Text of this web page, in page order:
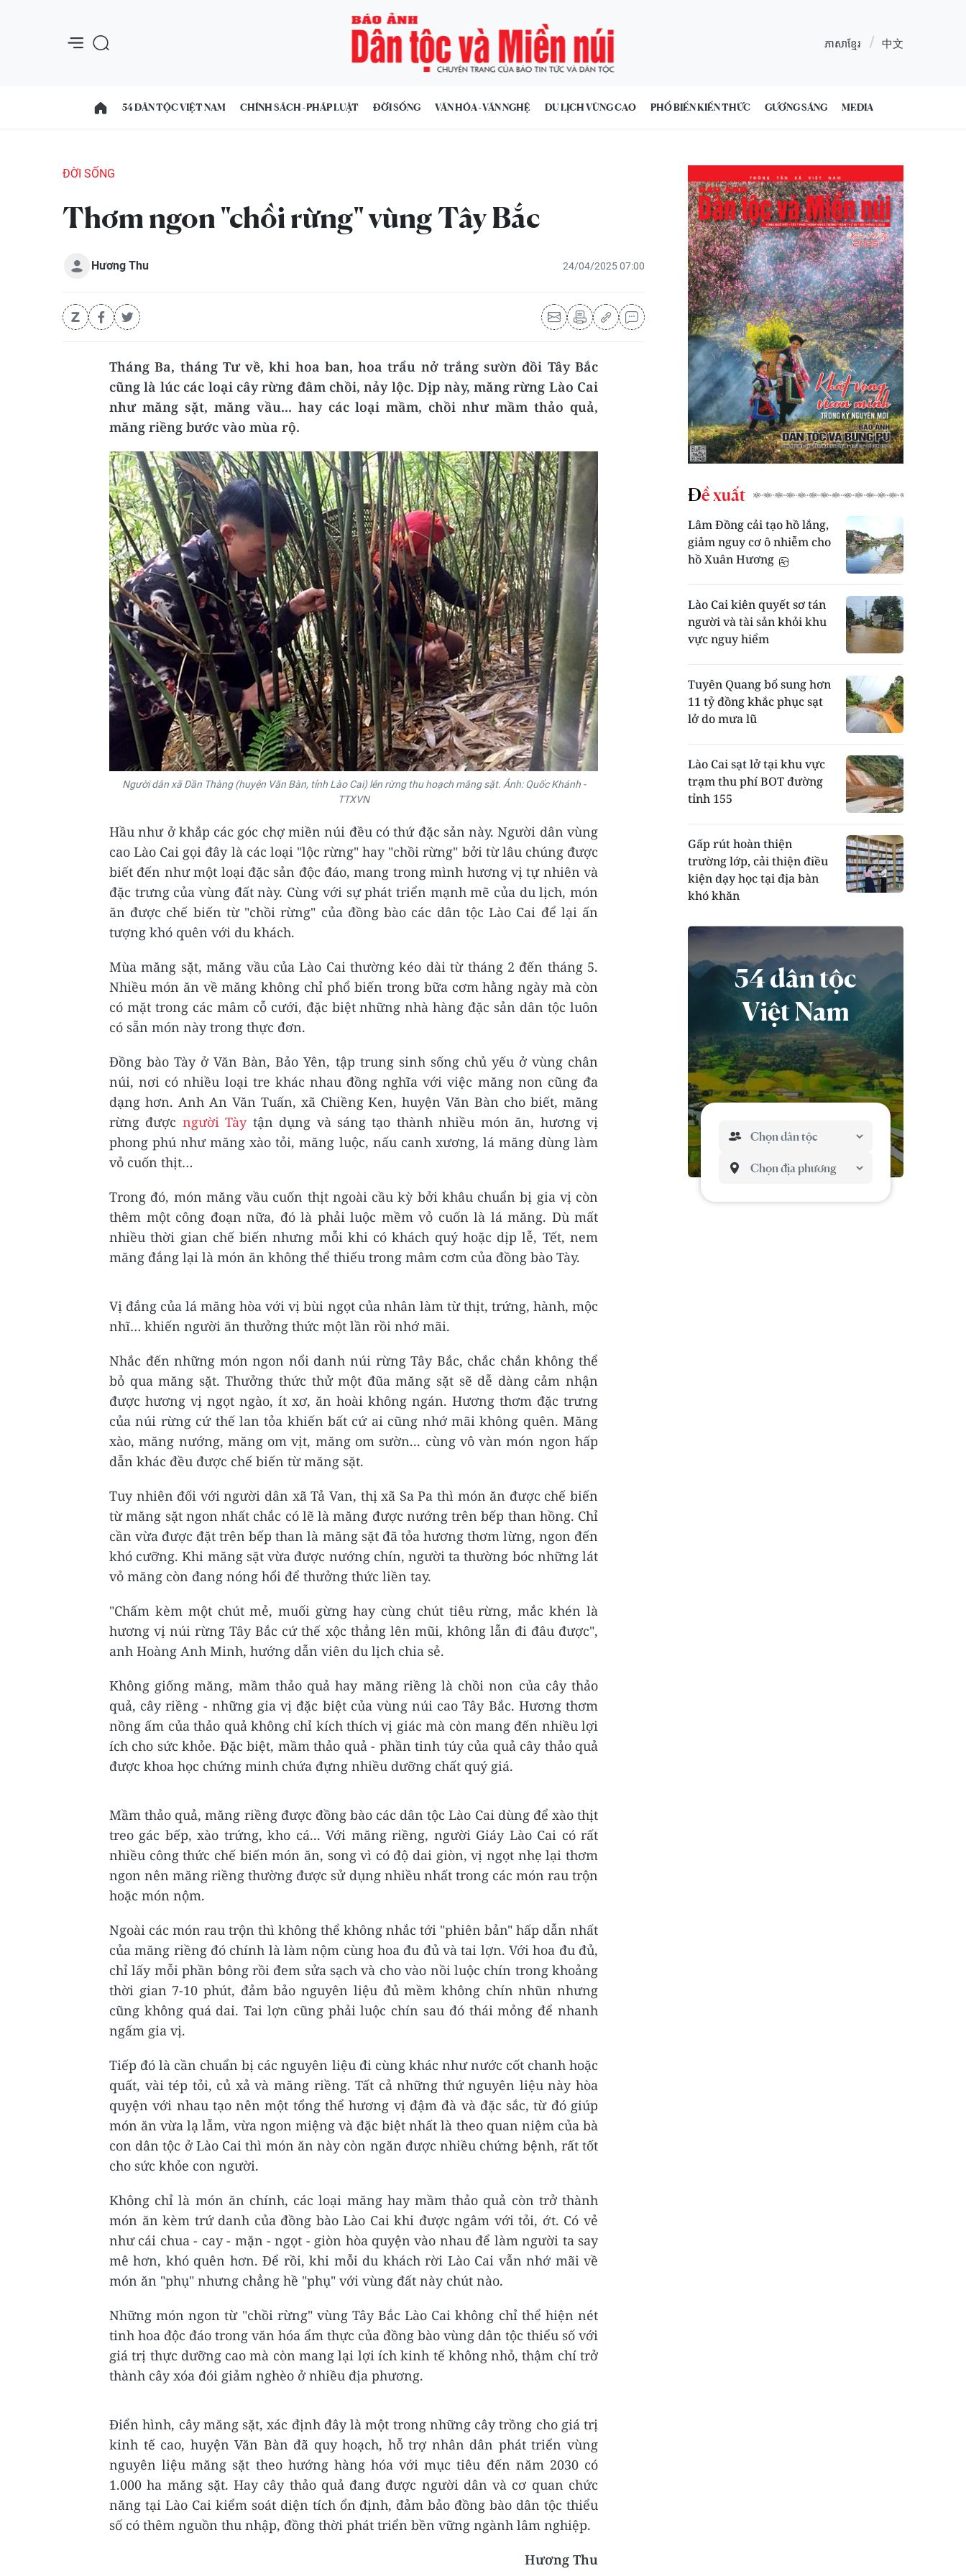
ភាសាខ្មែរ 中文
54 DÂN TỘC VIỆT NAM CHÍNH SÁCH - PHÁP LUẬT ĐỜI SỐNG VĂN HÓA - VĂN NGHỆ DU LỊCH VÙNG CAO PHỔ BIẾN KIẾN THỨC GƯƠNG SÁNG MEDIA
ĐỜI SỐNG
Thơm ngon "chồi rừng" vùng Tây Bắc
Hương Thu 24/04/2025 07:00
Tháng Ba, tháng Tư về, khi hoa ban, hoa trẩu nở trắng sườn đồi Tây Bắc
cũng là lúc các loại cây rừng đâm chồi, nảy lộc. Dịp này, măng rừng Lào Cai
như măng sặt, măng vầu... hay các loại mầm, chồi như mầm thảo quả,
măng riềng bước vào mùa rộ.
Người dân xã Dần Thàng (huyện Văn Bàn, tỉnh Lào Cai) lên rừng thu hoạch măng sặt. Ảnh: Quốc Khánh -
TTXVN
Hầu như ở khắp các góc chợ miền núi đều có thứ đặc sản này. Người dân vùng
cao Lào Cai gọi đây là các loại "lộc rừng" hay "chồi rừng" bởi từ lâu chúng được
biết đến như một loại đặc sản độc đáo, mang trong mình hương vị tự nhiên và
đặc trưng của vùng đất này. Cùng với sự phát triển mạnh mẽ của du lịch, món
ăn được chế biến từ "chồi rừng" của đồng bào các dân tộc Lào Cai để lại ấn
tượng khó quên với du khách.
Mùa măng sặt, măng vầu của Lào Cai thường kéo dài từ tháng 2 đến tháng 5.
Nhiều món ăn về măng không chỉ phổ biến trong bữa cơm hằng ngày mà còn
có mặt trong các mâm cỗ cưới, đặc biệt những nhà hàng đặc sản dân tộc luôn
có sẵn món này trong thực đơn.
Đồng bào Tày ở Văn Bàn, Bảo Yên, tập trung sinh sống chủ yếu ở vùng chân
núi, nơi có nhiều loại tre khác nhau đồng nghĩa với việc măng non cũng đa
dạng hơn. Anh An Văn Tuấn, xã Chiềng Ken, huyện Văn Bàn cho biết, măng
rừng được người Tày tận dụng và sáng tạo thành nhiều món ăn, hương vị
phong phú như măng xào tỏi, măng luộc, nấu canh xương, lá măng dùng làm
vỏ cuốn thịt…
Trong đó, món măng vầu cuốn thịt ngoài cầu kỳ bởi khâu chuẩn bị gia vị còn
thêm một công đoạn nữa, đó là phải luộc mềm vỏ cuốn là lá măng. Dù mất
nhiều thời gian chế biến nhưng mỗi khi có khách quý hoặc dịp lễ, Tết, nem
măng đắng lại là món ăn không thể thiếu trong mâm cơm của đồng bào Tày.
Vị đắng của lá măng hòa với vị bùi ngọt của nhân làm từ thịt, trứng, hành, mộc
nhĩ… khiến người ăn thưởng thức một lần rồi nhớ mãi.
Nhắc đến những món ngon nổi danh núi rừng Tây Bắc, chắc chắn không thể
bỏ qua măng sặt. Thưởng thức thử một đũa măng sặt sẽ dễ dàng cảm nhận
được hương vị ngọt ngào, ít xơ, ăn hoài không ngán. Hương thơm đặc trưng
của núi rừng cứ thế lan tỏa khiến bất cứ ai cũng nhớ mãi không quên. Măng
xào, măng nướng, măng om vịt, măng om sườn... cùng vô vàn món ngon hấp
dẫn khác đều được chế biến từ măng sặt.
Tuy nhiên đối với người dân xã Tả Van, thị xã Sa Pa thì món ăn được chế biến
từ măng sặt ngon nhất chắc có lẽ là măng được nướng trên bếp than hồng. Chỉ
cần vừa được đặt trên bếp than là măng sặt đã tỏa hương thơm lừng, ngon đến
khó cưỡng. Khi măng sặt vừa được nướng chín, người ta thường bóc những lát
vỏ măng còn đang nóng hổi để thưởng thức liền tay.
"Chấm kèm một chút mẻ, muối gừng hay cùng chút tiêu rừng, mắc khén là
hương vị núi rừng Tây Bắc cứ thế xộc thẳng lên mũi, không lẫn đi đâu được",
anh Hoàng Anh Minh, hướng dẫn viên du lịch chia sẻ.
Không giống măng, mầm thảo quả hay măng riềng là chồi non của cây thảo
quả, cây riềng - những gia vị đặc biệt của vùng núi cao Tây Bắc. Hương thơm
nồng ấm của thảo quả không chỉ kích thích vị giác mà còn mang đến nhiều lợi
ích cho sức khỏe. Đặc biệt, mầm thảo quả - phần tinh túy của quả cây thảo quả
được khoa học chứng minh chứa đựng nhiều dưỡng chất quý giá.
Mầm thảo quả, măng riềng được đồng bào các dân tộc Lào Cai dùng để xào thịt
treo gác bếp, xào trứng, kho cá... Với măng riềng, người Giáy Lào Cai có rất
nhiều công thức chế biến món ăn, song vì có độ dai giòn, vị ngọt nhẹ lại thơm
ngon nên măng riềng thường được sử dụng nhiều nhất trong các món rau trộn
hoặc món nộm.
Ngoài các món rau trộn thì không thể không nhắc tới "phiên bản" hấp dẫn nhất
của măng riềng đó chính là làm nộm cùng hoa đu đủ và tai lợn. Với hoa đu đủ,
chỉ lấy mỗi phần bông rồi đem sửa sạch và cho vào nồi luộc chín trong khoảng
thời gian 7-10 phút, đảm bảo nguyên liệu đủ mềm không chín nhũn nhưng
cũng không quá dai. Tai lợn cũng phải luộc chín sau đó thái mỏng để nhanh
ngấm gia vị.
Tiếp đó là cần chuẩn bị các nguyên liệu đi cùng khác như nước cốt chanh hoặc
quất, vài tép tỏi, củ xả và măng riềng. Tất cả những thứ nguyên liệu này hòa
quyện với nhau tạo nên một tổng thể hương vị đậm đà và đặc sắc, từ đó giúp
món ăn vừa lạ lẫm, vừa ngon miệng và đặc biệt nhất là theo quan niệm của bà
con dân tộc ở Lào Cai thì món ăn này còn ngăn được nhiều chứng bệnh, rất tốt
cho sức khỏe con người.
Không chỉ là món ăn chính, các loại măng hay mầm thảo quả còn trở thành
món ăn kèm trứ danh của đồng bào Lào Cai khi được ngâm với tỏi, ớt. Có vẻ
như cái chua - cay - mặn - ngọt - giòn hòa quyện vào nhau để làm người ta say
mê hơn, khó quên hơn. Để rồi, khi mỗi du khách rời Lào Cai vẫn nhớ mãi về
món ăn "phụ" nhưng chẳng hề "phụ" với vùng đất này chút nào.
Những món ngon từ "chồi rừng" vùng Tây Bắc Lào Cai không chỉ thể hiện nét
tinh hoa độc đáo trong văn hóa ẩm thực của đồng bào vùng dân tộc thiểu số với
giá trị thực dưỡng cao mà còn mang lại lợi ích kinh tế không nhỏ, thậm chí trở
thành cây xóa đói giảm nghèo ở nhiều địa phương.
Điển hình, cây măng sặt, xác định đây là một trong những cây trồng cho giá trị
kinh tế cao, huyện Văn Bàn đã quy hoạch, hỗ trợ nhân dân phát triển vùng
nguyên liệu măng sặt theo hướng hàng hóa với mục tiêu đến năm 2030 có
1.000 ha măng sặt. Hay cây thảo quả đang được người dân và cơ quan chức
năng tại Lào Cai kiểm soát diện tích ổn định, đảm bảo đồng bào dân tộc thiểu
số có thêm nguồn thu nhập, đồng thời phát triển bền vững ngành lâm nghiệp.
Hương Thu
Đề xuất
Lâm Đồng cải tạo hồ lắng,
giảm nguy cơ ô nhiễm cho
hồ Xuân Hương
Lào Cai kiên quyết sơ tán
người và tài sản khỏi khu
vực nguy hiểm
Tuyên Quang bổ sung hơn
11 tỷ đồng khắc phục sạt
lở do mưa lũ
Lào Cai sạt lở tại khu vực
trạm thu phí BOT đường
tỉnh 155
Gấp rút hoàn thiện
trường lớp, cải thiện điều
kiện dạy học tại địa bàn
khó khăn
54 dân tộc
Việt Nam